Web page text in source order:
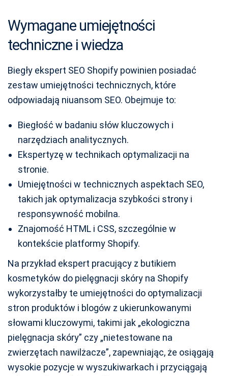
Wymagane umiejętności
techniczne i wiedza
Biegły ekspert SEO Shopify powinien posiadać
zestaw umiejętności technicznych, które
odpowiadają niuansom SEO. Obejmuje to:
Biegłość w badaniu słów kluczowych i
narzędziach analitycznych.
Ekspertyzę w technikach optymalizacji na
stronie.
Umiejętności w technicznych aspektach SEO,
takich jak optymalizacja szybkości strony i
responsywność mobilna.
Znajomość HTML i CSS, szczególnie w
kontekście platformy Shopify.
Na przykład ekspert pracujący z butikiem
kosmetyków do pielęgnacji skóry na Shopify
wykorzystałby te umiejętności do optymalizacji
stron produktów i blogów z ukierunkowanymi
słowami kluczowymi, takimi jak „ekologiczna
pielęgnacja skóry” czy „nietestowane na
zwierzętach nawilżacze”, zapewniając, że osiągają
wysokie pozycje w wyszukiwarkach i przyciągają